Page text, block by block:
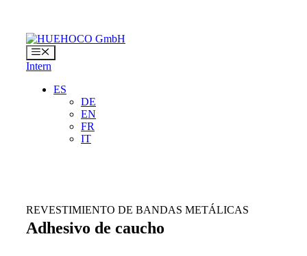
contenido
Menú
Intern
ES
DE
EN
FR
IT
Adhesivo de caucho
REVESTIMIENTO DE BANDAS METÁLICAS